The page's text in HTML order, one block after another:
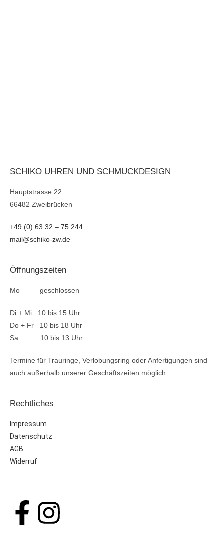
SCHIKO UHREN UND SCHMUCKDESIGN
Hauptstrasse 22
66482 Zweibrücken
+49 (0) 63 32 – 75 244
mail@schiko-zw.de
Öffnungszeiten
Mo geschlossen
Di + Mi 10 bis 15 Uhr
Do + Fr 10 bis 18 Uhr
Sa 10 bis 13 Uhr
Termine für Trauringe, Verlobungsring oder Anfertigungen sind
auch außerhalb unserer Geschäftszeiten möglich.
Rechtliches
Impressum
Datenschutz
AGB
Widerruf